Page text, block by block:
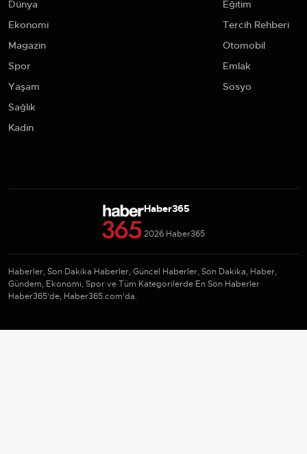
Dünya
Ekonomi
Magazin
Spor
Yaşam
Sağlık
Kadın
Eğitim
Tercih Rehberi
Otomobil
Emlak
Sosyo
Haber365
2026 Haber365
Haberler, Son Dakika Haberler, Güncel Haberler, Son Dakika, Haber,
Gündem, Ekonomi, Spor ve Tüm Kategorilerde En Son Haberler
Haber365'de, Haber365.com'da.